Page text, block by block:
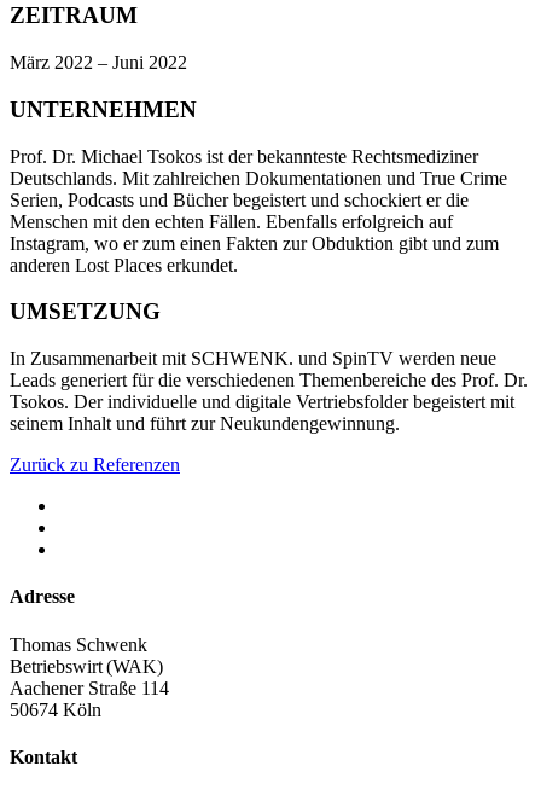
ZEITRAUM
März 2022 – Juni 2022
UNTERNEHMEN
Prof. Dr. Michael Tsokos ist der bekannteste Rechtsmediziner
Deutschlands. Mit zahlreichen Dokumentationen und True Crime
Serien, Podcasts und Bücher begeistert und schockiert er die
Menschen mit den echten Fällen. Ebenfalls erfolgreich auf
Instagram, wo er zum einen Fakten zur Obduktion gibt und zum
anderen Lost Places erkundet.
UMSETZUNG
In Zusammenarbeit mit SCHWENK. und SpinTV werden neue
Leads generiert für die verschiedenen Themenbereiche des Prof. Dr.
Tsokos. Der individuelle und digitale Vertriebsfolder begeistert mit
seinem Inhalt und führt zur Neukundengewinnung.
Zurück zu Referenzen
Adresse
Thomas Schwenk
Betriebswirt (WAK)
Aachener Straße 114
50674 Köln
Kontakt